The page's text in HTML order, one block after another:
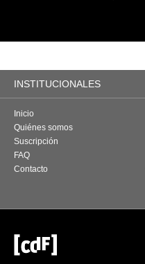
INSTITUCIONALES
Inicio
Quiénes somos
Suscripción
FAQ
Contacto